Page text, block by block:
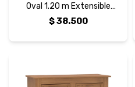
Oval 1.20 m Extensible
Curvo Horizontal
$38.500